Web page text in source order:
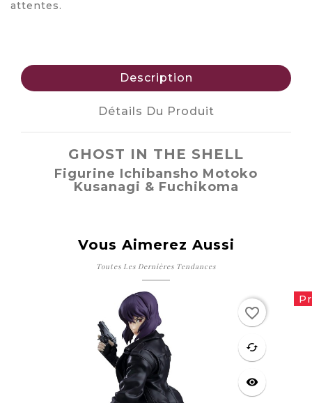
attentes.
Description
Détails Du Produit
GHOST IN THE SHELL
Figurine Ichibansho Motoko
Kusanagi & Fuchikoma
Vous Aimerez Aussi
Toutes Les Dernières Tendances
favorite
cached
visibility
favorite_border